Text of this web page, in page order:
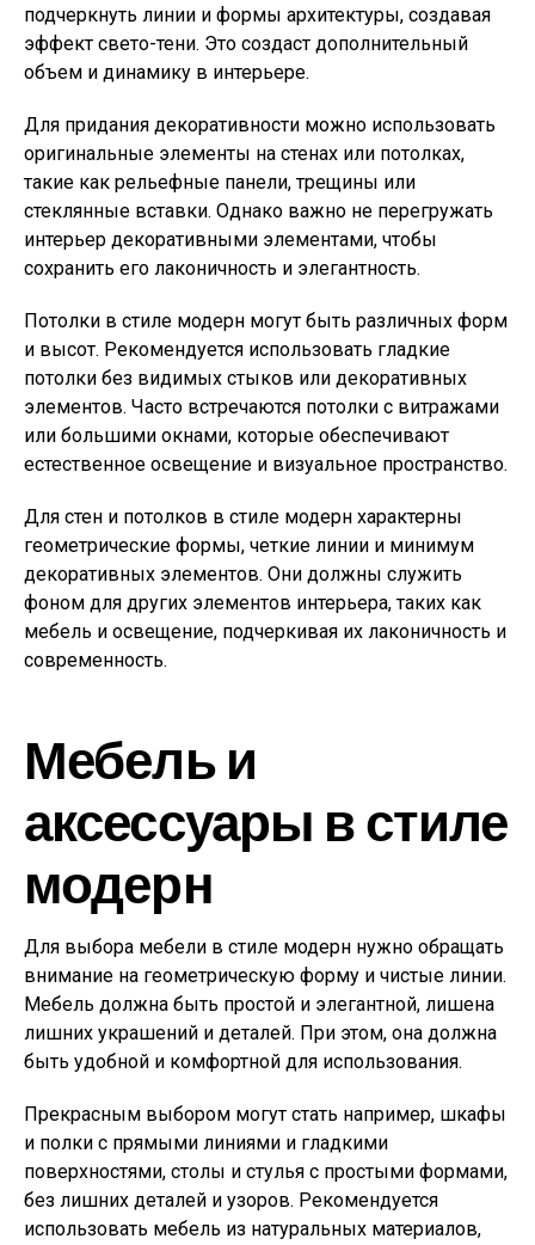
подчеркнуть линии и формы архитектуры, создавая
эффект свето-тени. Это создаст дополнительный
объем и динамику в интерьере.
Для придания декоративности можно использовать
оригинальные элементы на стенах или потолках,
такие как рельефные панели, трещины или
стеклянные вставки. Однако важно не перегружать
интерьер декоративными элементами, чтобы
сохранить его лаконичность и элегантность.
Потолки в стиле модерн могут быть различных форм
и высот. Рекомендуется использовать гладкие
потолки без видимых стыков или декоративных
элементов. Часто встречаются потолки с витражами
или большими окнами, которые обеспечивают
естественное освещение и визуальное пространство.
Для стен и потолков в стиле модерн характерны
геометрические формы, четкие линии и минимум
декоративных элементов. Они должны служить
фоном для других элементов интерьера, таких как
мебель и освещение, подчеркивая их лаконичность и
современность.
Мебель и
аксессуары в стиле
модерн
Для выбора мебели в стиле модерн нужно обращать
внимание на геометрическую форму и чистые линии.
Мебель должна быть простой и элегантной, лишена
лишних украшений и деталей. При этом, она должна
быть удобной и комфортной для использования.
Прекрасным выбором могут стать например, шкафы
и полки с прямыми линиями и гладкими
поверхностями, столы и стулья с простыми формами,
без лишних деталей и узоров. Рекомендуется
использовать мебель из натуральных материалов,